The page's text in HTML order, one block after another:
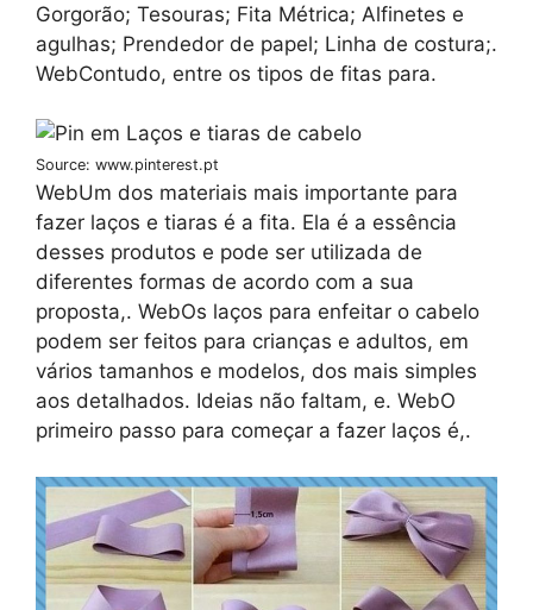
Gorgorão; Tesouras; Fita Métrica; Alfinetes e
agulhas; Prendedor de papel; Linha de costura;.
WebContudo, entre os tipos de fitas para.
Source: www.pinterest.pt
WebUm dos materiais mais importante para
fazer laços e tiaras é a fita. Ela é a essência
desses produtos e pode ser utilizada de
diferentes formas de acordo com a sua
proposta,. WebOs laços para enfeitar o cabelo
podem ser feitos para crianças e adultos, em
vários tamanhos e modelos, dos mais simples
aos detalhados. Ideias não faltam, e. WebO
primeiro passo para começar a fazer laços é,.